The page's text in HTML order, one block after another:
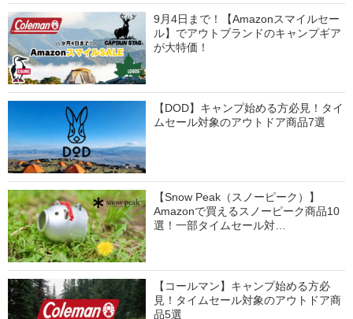
9月4日まで！【Amazonスマイルセー
ル】でアウトブランドのキャンプギア
が大特価！
【DOD】キャンプ始める方必見！タイ
ムセール対象のアウトドア商品7選
【Snow Peak（スノーピーク）】
Amazonで買えるスノーピーク商品10
選！一部タイムセール対…
【コールマン】キャンプ始める方必
見！タイムセール対象のアウトドア商
品5選